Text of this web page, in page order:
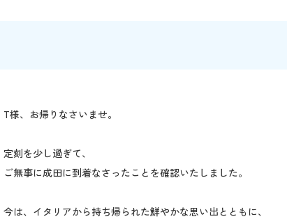
T様、お帰りなさいませ。
定刻を少し過ぎて、
ご無事に成田に到着なさったことを確認いたしました。
今は、イタリアから持ち帰られた鮮やかな思い出とともに、